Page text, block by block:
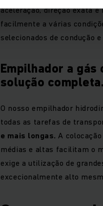
aceleração, direção exata
facilmente a várias
selecionados de condução
Empilhador a
solução
O nosso empilhador
todas as tarefas de
e mais longas. A
médias e altas facilitam o
exige a utilização de
excecionalmente alto